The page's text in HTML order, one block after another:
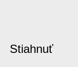
Stiahnuť